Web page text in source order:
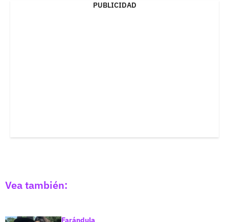
PUBLICIDAD
Vea también:
Farándula